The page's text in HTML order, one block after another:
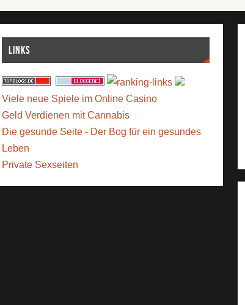
Links
Viele neue Spiele im Online Casino
Geld Verdienen mit Cannabis
Die gesunde Seite - Der Bog für ein gesundes
Leben
Private Sexseiten